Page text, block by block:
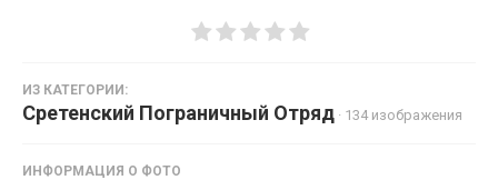
ИЗ КАТЕГОРИИ:
Сретенский Пограничный Отряд · 134 изображения
ИНФОРМАЦИЯ О ФОТО